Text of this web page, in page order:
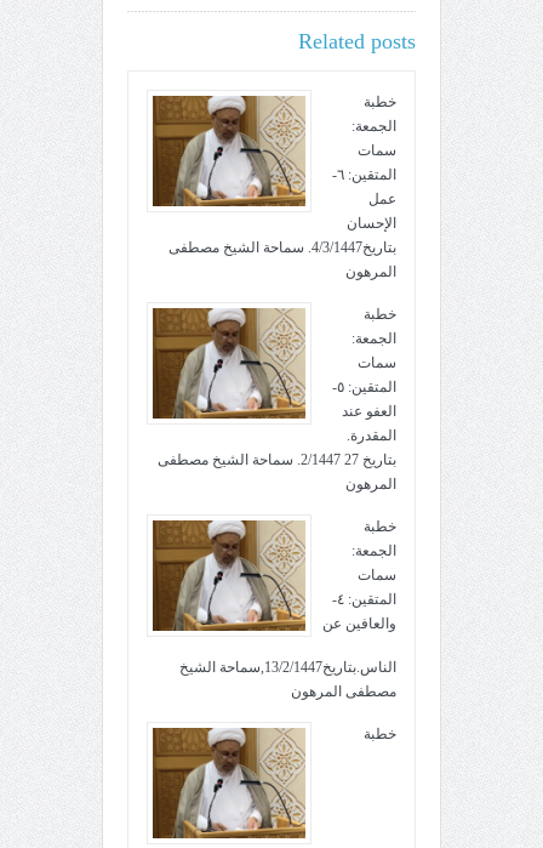
Related posts
خطبة
الجمعة:
سمات
المتقين: ٦-
عمل
الإحسان
بتاريخ4/3/1447. سماحة الشيخ مصطفى
المرهون
خطبة
الجمعة:
سمات
المتقين: ٥-
العفو عند
المقدرة.
بتاريخ 27 2/1447. سماحة الشيخ مصطفى
المرهون
خطبة
الجمعة:
سمات
المتقين: ٤-
والعافين عن
الناس.بتاريخ13/2/1447,سماحة الشيخ
مصطفى المرهون
خطبة